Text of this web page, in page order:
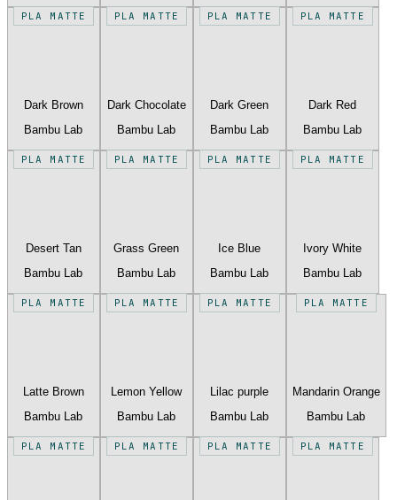
PLA MATTE
Dark Brown
Bambu Lab
PLA MATTE
Dark Chocolate
Bambu Lab
PLA MATTE
Dark Green
Bambu Lab
PLA MATTE
Dark Red
Bambu Lab
PLA MATTE
Desert Tan
Bambu Lab
PLA MATTE
Grass Green
Bambu Lab
PLA MATTE
Ice Blue
Bambu Lab
PLA MATTE
Ivory White
Bambu Lab
PLA MATTE
Latte Brown
Bambu Lab
PLA MATTE
Lemon Yellow
Bambu Lab
PLA MATTE
Lilac purple
Bambu Lab
PLA MATTE
Mandarin Orange
Bambu Lab
PLA MATTE PLA MATTE PLA MATTE PLA MATTE